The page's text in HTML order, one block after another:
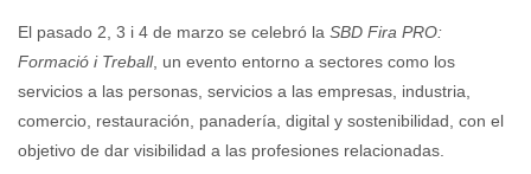
El pasado 2, 3 i 4 de marzo se celebró la SBD Fira PRO:
Formació i Treball, un evento entorno a sectores como los
servicios a las personas, servicios a las empresas, industria,
comercio, restauración, panadería, digital y sostenibilidad, con el
objetivo de dar visibilidad a las profesiones relacionadas.